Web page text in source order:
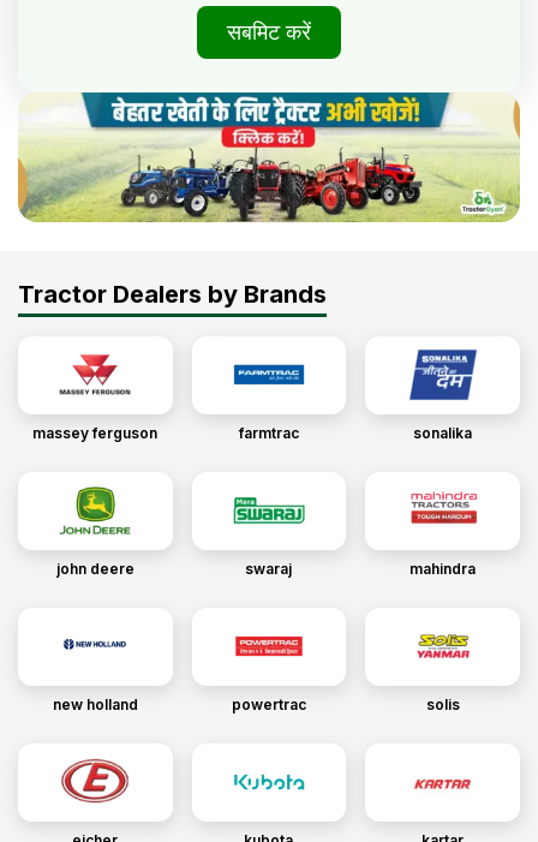
सबमिट करें
Tractor Dealers by Brands
massey ferguson farmtrac sonalika
john deere swaraj mahindra
new holland powertrac solis